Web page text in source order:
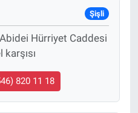
Şişli
Hürriyet Caddesi
820 11 18